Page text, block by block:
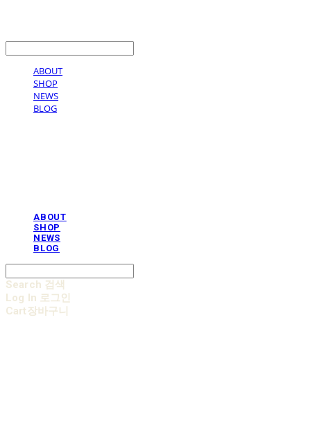
ABOUT
SHOP
NEWS
BLOG
ABOUT
SHOP
NEWS
BLOG
Search 검색
Log In 로그인
Cart장바구니